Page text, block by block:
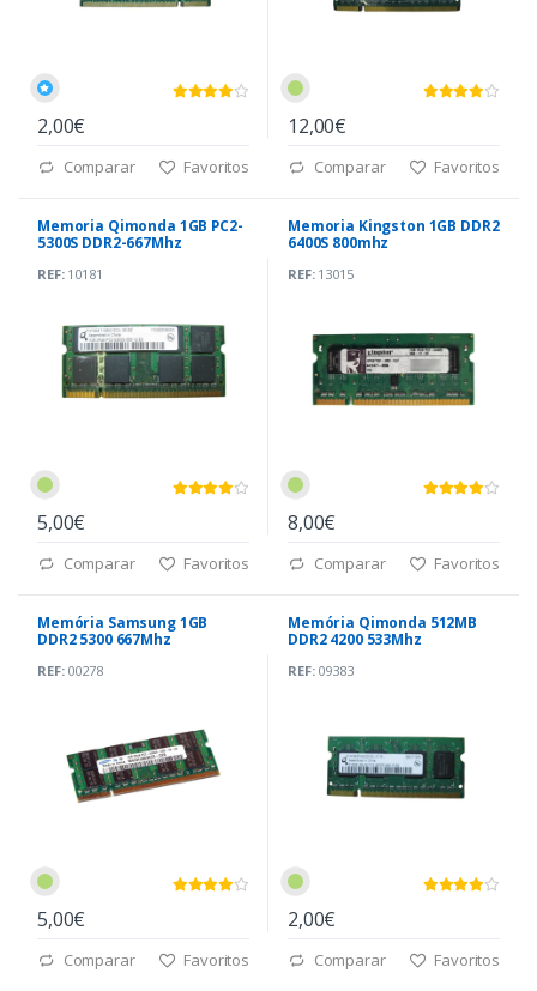
2,00€
Comparar Favoritos
12,00€
Comparar Favoritos
Memoria Qimonda 1GB PC2-
5300S DDR2-667Mhz
REF:10181
5,00€
Comparar Favoritos
Memoria Kingston 1GB DDR2
6400S 800mhz
REF:13015
8,00€
Comparar Favoritos
Memória Samsung 1GB
DDR2 5300 667Mhz
REF:00278
5,00€
Comparar Favoritos
Memória Qimonda 512MB
DDR2 4200 533Mhz
REF:09383
2,00€
Comparar Favoritos